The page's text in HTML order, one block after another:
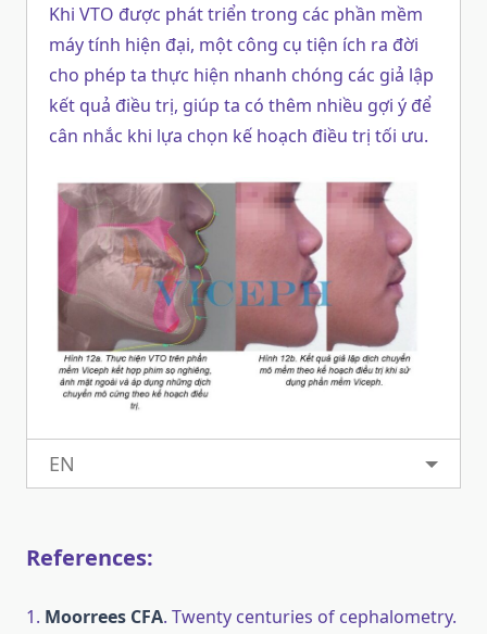
Khi VTO được phát triển trong các phần mềm
máy tính hiện đại, một công cụ tiện ích ra đời
cho phép ta thực hiện nhanh chóng các giả lập
kết quả điều trị, giúp ta có thêm nhiều gợi ý để
cân nhắc khi lựa chọn kế hoạch điều trị tối ưu.
EN
References:
1. Moorrees CFA. Twenty centuries of cephalometry.